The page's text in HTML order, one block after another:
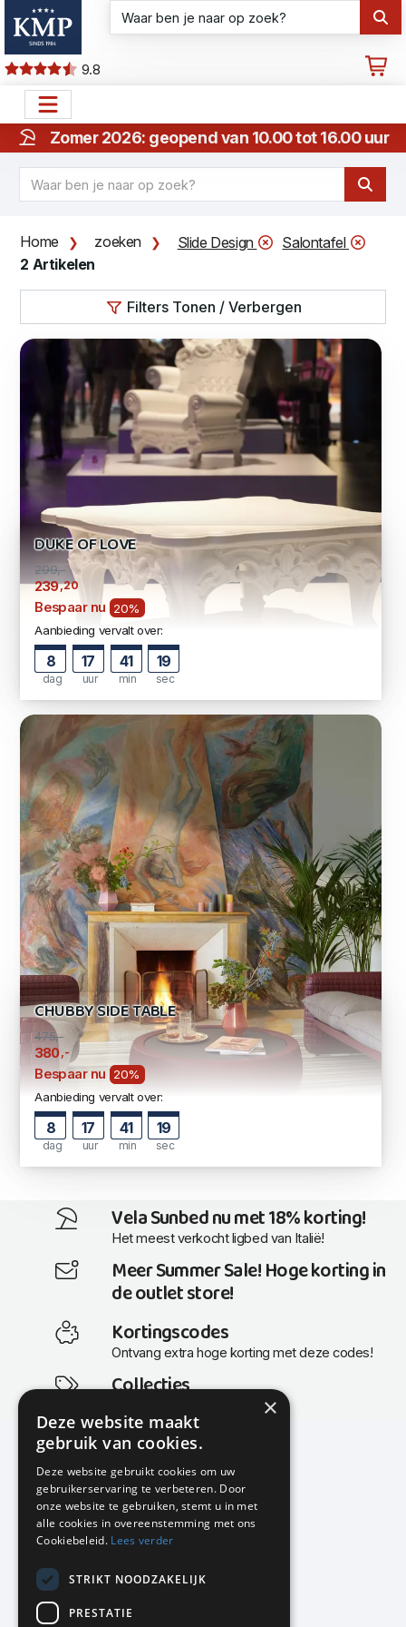
9.8
Zomer 2026: geopend van 10.00 tot 16.00 uur
Home zoeken Slide Design
Salontafel
2 Artikelen
Filters Tonen / Verbergen
DUKE OF LOVE
299,-
239,20
Bespaar nu
20%
Aanbieding vervalt over:
8
dag
17
uur
41
min
19
sec
CHUBBY SIDE TABLE
475,-
380 ,-
Bespaar nu
20%
Aanbieding vervalt over:
8
dag
17
uur
41
min
19
sec
Vela Sunbed nu met 18% korting!
Het meest verkocht ligbed van Italië!
Meer Summer Sale! Hoge korting in
de outlet store!
Kortingscodes
Ontvang extra hoge korting met deze codes!
Collecties
Actuele en populaire collecties
KMP Kantoormeubilair
Airport Business Park
Frankfurtstraat 29-31
1175 RH Lijnden
020-617 01 26
info@kmpkantoormeubilair.nl
×
Deze website maakt
gebruik van cookies.
Deze website gebruikt cookies om uw
gebruikerservaring te verbeteren. Door
onze website te gebruiken, stemt u in met
alle cookies in overeenstemming met ons
Cookiebeleid. Lees verder
STRIKT NOODZAKELIJK
PRESTATIE